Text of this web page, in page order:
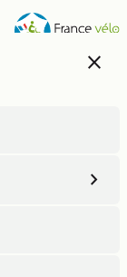
Aller
au
close
Toutes les
Le-